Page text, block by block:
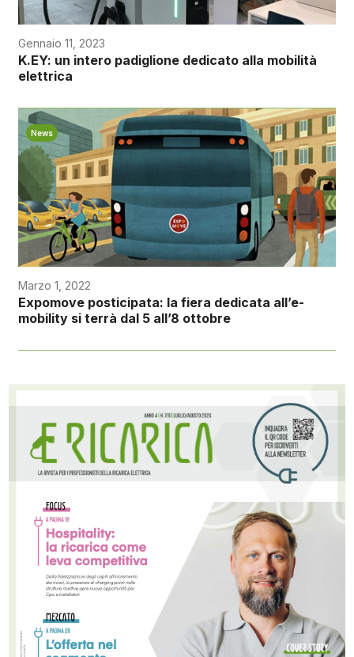
Gennaio 11, 2023
K.EY: un intero padiglione dedicato alla mobilità
elettrica
News
Marzo 1, 2022
Expomove posticipata: la fiera dedicata all’e-
mobility si terrà dal 5 all’8 ottobre